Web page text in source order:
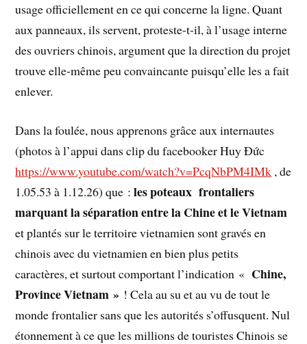
usage officiellement en ce qui concerne la ligne. Quant
aux panneaux, ils servent, proteste-t-il, à l’usage interne
des ouvriers chinois, argument que la direction du projet
trouve elle-même peu convaincante puisqu’elle les a fait
enlever.
Dans la foulée, nous apprenons grâce aux internautes
(photos à l’appui dans clip du facebooker Huy Đức
https://www.youtube.com/watch?v=PcqNbPM4IMk , de
1.05.53 à 1.12.26) que :les poteaux frontaliers
marquant la séparation entre la Chine et le Vietnam
et plantés sur le territoire vietnamien sont gravés en
chinois avec du vietnamien en bien plus petits
caractères, et surtout comportant l’indication « Chine,
Province Vietnam » ! Cela au su et au vu de tout le
monde frontalier sans que les autorités s’offusquent. Nul
étonnement à ce que les millions de touristes Chinois se